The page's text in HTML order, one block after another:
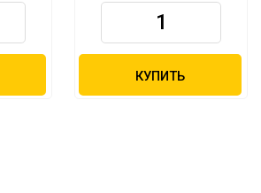
КУПИТЬ